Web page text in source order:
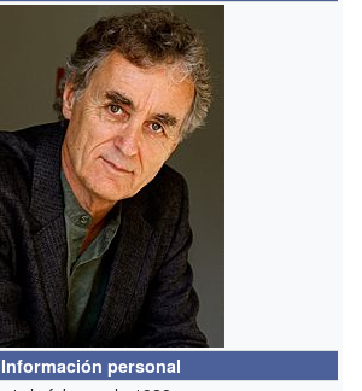
Información personal